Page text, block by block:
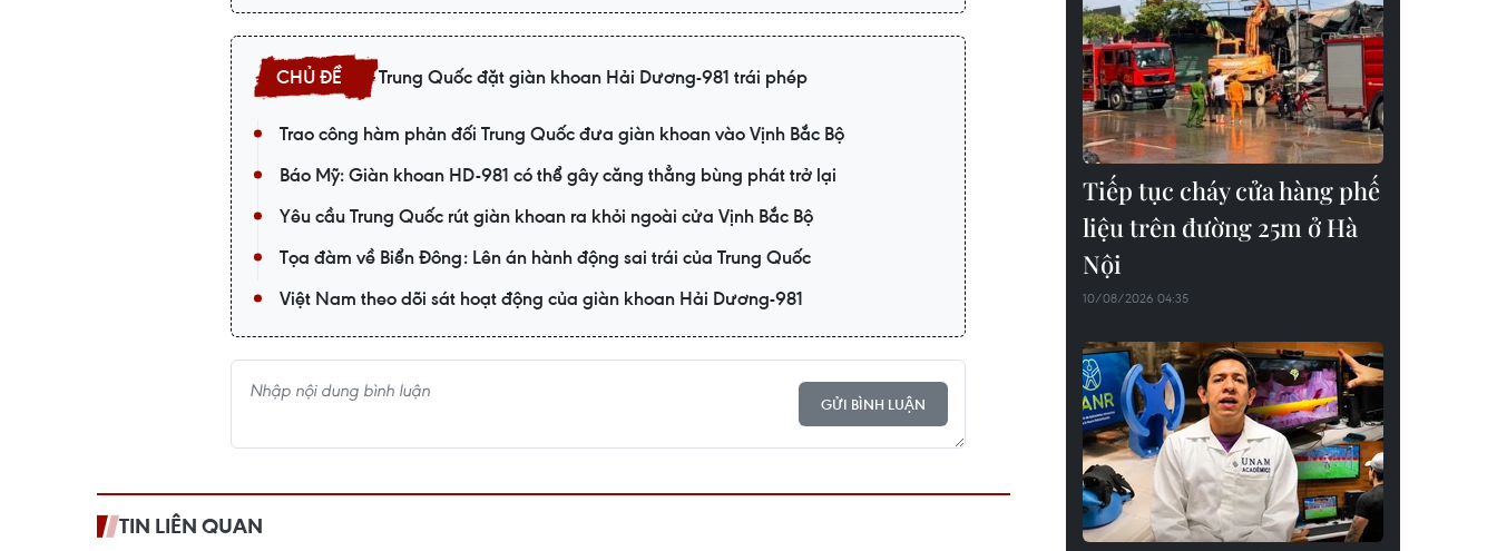
Trung Quốc đặt giàn khoan Hải Dương-981 trái phép
Trao công hàm phản đối Trung Quốc đưa giàn khoan vào Vịnh Bắc Bộ
Báo Mỹ: Giàn khoan HD-981 có thể gây căng thẳng bùng phát trở lại
Yêu cầu Trung Quốc rút giàn khoan ra khỏi ngoài cửa Vịnh Bắc Bộ
Tọa đàm về Biển Đông: Lên án hành động sai trái của Trung Quốc
Việt Nam theo dõi sát hoạt động của giàn khoan Hải Dương-981
GỬI BÌNH LUẬN
TIN LIÊN QUAN
Tiếp tục cháy cửa hàng phế
liệu trên đường 25m ở Hà
Nội
10/08/2026 04:35